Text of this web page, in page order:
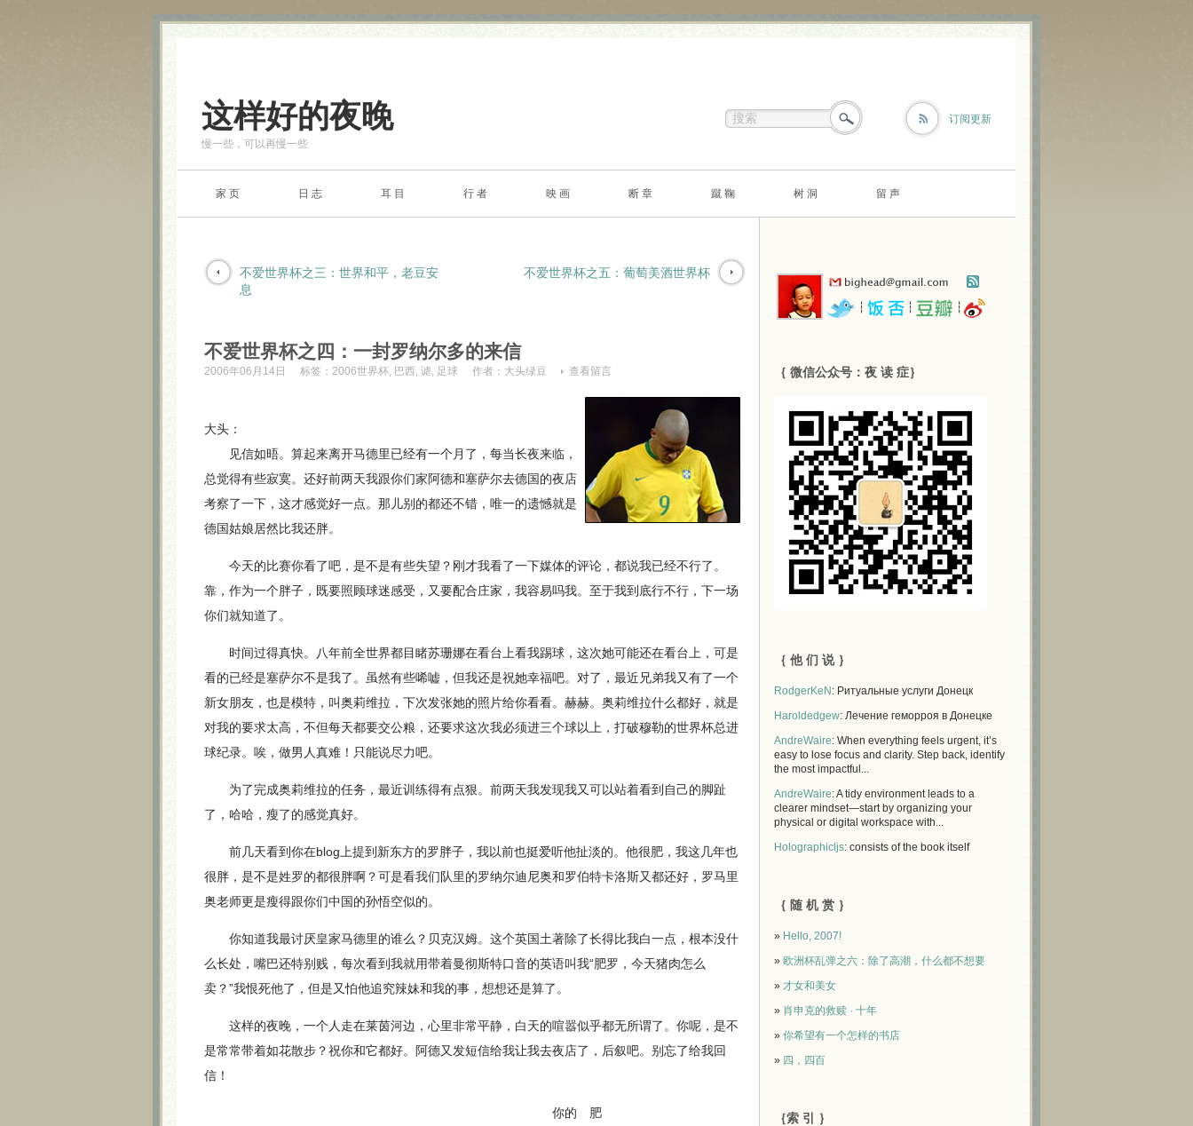
这样好的夜晚
慢一些，可以再慢一些
订阅更新
家 页 日 志 耳 目 行 者 映 画 断 章 蹴 鞠 树 洞 留 声
不爱世界杯之三：世界和平，老豆安
息
不爱世界杯之五：葡萄美酒世界杯
不爱世界杯之四：一封罗纳尔多的来信
2006年06月14日 标签： 2006世界杯, 巴西, 谑, 足球 作者： 大头绿豆 查看留言
大头：
见信如晤。算起来离开马德里已经有一个月了，每当长夜来临，
总觉得有些寂寞。还好前两天我跟你们家阿德和塞萨尔去德国的夜店
考察了一下，这才感觉好一点。那儿别的都还不错，唯一的遗憾就是
德国姑娘居然比我还胖。
今天的比赛你看了吧，是不是有些失望？刚才我看了一下媒体的评论，都说我已经不行了。
靠，作为一个胖子，既要照顾球迷感受，又要配合庄家，我容易吗我。至于我到底行不行，下一场
你们就知道了。
时间过得真快。八年前全世界都目睹苏珊娜在看台上看我踢球，这次她可能还在看台上，可是
看的已经是塞萨尔不是我了。虽然有些唏嘘，但我还是祝她幸福吧。对了，最近兄弟我又有了一个
新女朋友，也是模特，叫奥莉维拉，下次发张她的照片给你看看。赫赫。奥莉维拉什么都好，就是
对我的要求太高，不但每天都要交公粮，还要求这次我必须进三个球以上，打破穆勒的世界杯总进
球纪录。唉，做男人真难！只能说尽力吧。
为了完成奥莉维拉的任务，最近训练得有点狠。前两天我发现我又可以站着看到自己的脚趾
了，哈哈，瘦了的感觉真好。
前几天看到你在blog上提到新东方的罗胖子，我以前也挺爱听他扯淡的。他很肥，我这几年也
很胖，是不是姓罗的都很胖啊？可是看我们队里的罗纳尔迪尼奥和罗伯特卡洛斯又都还好，罗马里
奥老师更是瘦得跟你们中国的孙悟空似的。
你知道我最讨厌皇家马德里的谁么？贝克汉姆。这个英国土著除了长得比我白一点，根本没什
么长处，嘴巴还特别贱，每次看到我就用带着曼彻斯特口音的英语叫我“肥罗，今天猪肉怎么
卖？”我恨死他了，但是又怕他追究辣妹和我的事，想想还是算了。
这样的夜晚，一个人走在莱茵河边，心里非常平静，白天的喧嚣似乎都无所谓了。你呢，是不
是常常带着如花散步？祝你和它都好。阿德又发短信给我让我去夜店了，后叙吧。别忘了给我回
信！
你的 肥
┆ ┆ ┆
｛ 微信公众号：夜 读 症｝
｛ 他 们 说 ｝
RodgerKeN : Ритуальные услуги Донецк
Haroldedgew: Лечение геморроя в Донецке
AndreWaire: When everything feels urgent, it’s
easy to lose focus and clarity. Step back, identify
the most impactful...
AndreWaire: A tidy environment leads to a
clearer mindset—start by organizing your
physical or digital workspace with...
Holographicljs: consists of the book itself
｛ 随 机 赏 ｝
» Hello, 2007!
» 欧洲杯乱弹之六：除了高潮，什么都不想要
» 才女和美女
» 肖申克的救赎 · 十年
» 你希望有一个怎样的书店
» 四，四百
｛索 引 ｝